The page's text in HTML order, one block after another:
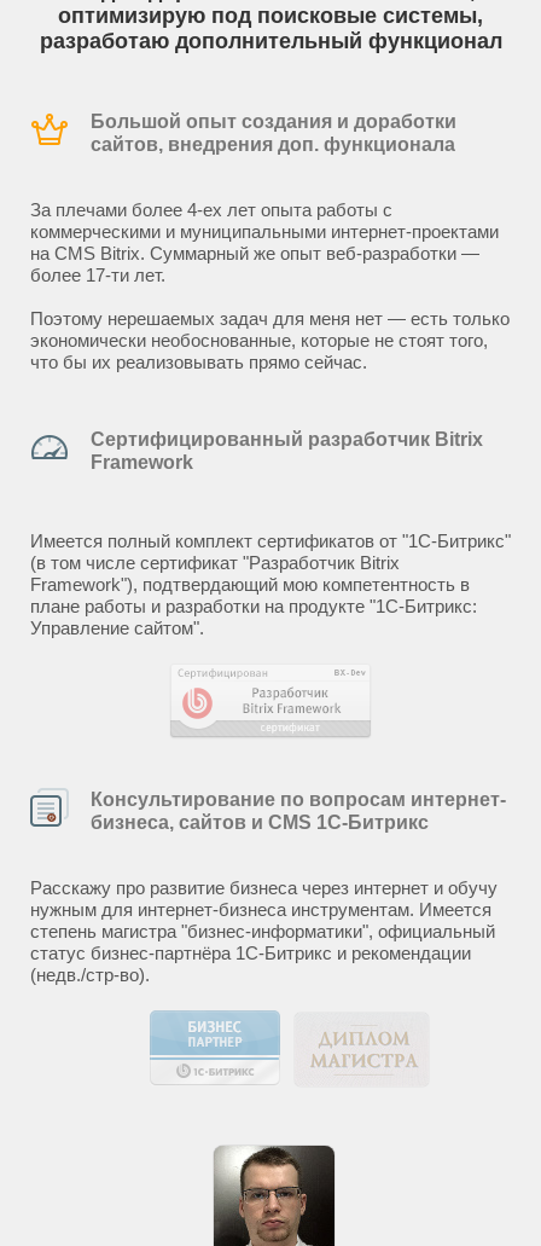
оптимизирую под поисковые системы,
разработаю дополнительный функционал
Большой опыт создания и доработки
сайтов, внедрения доп. функционала
За плечами более 4-ех лет опыта работы с
коммерческими и муниципальными интернет-проектами
на CMS Bitrix. Суммарный же опыт веб-разработки —
более 17-ти лет.
Поэтому нерешаемых задач для меня нет — есть только
экономически необоснованные, которые не стоят того,
что бы их реализовывать прямо сейчас.
Сертифицированный разработчик Bitrix
Framework
Имеется полный комплект сертификатов от "1С-Битрикс"
(в том числе сертификат "Разработчик Bitrix
Framework"), подтвердающий мою компетентность в
плане работы и разработки на продукте "1С-Битрикс:
Управление сайтом".
Консультирование по вопросам интернет-
бизнеса, сайтов и CMS 1С-Битрикс
Расскажу про развитие бизнеса через интернет и обучу
нужным для интернет-бизнеса инструментам. Имеется
степень магистра "бизнес-информатики", официальный
статус бизнес-партнёра 1С-Битрикс и рекомендации
(недв./стр-во).